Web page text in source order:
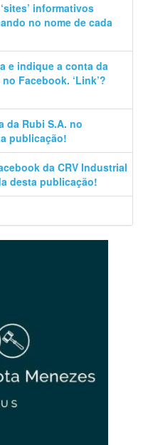
informativos
no nome de cada
e indique a conta da
Facebook. ‘Link’?
da Rubi S.A. no
publicação!
da CRV Industrial
desta publicação!